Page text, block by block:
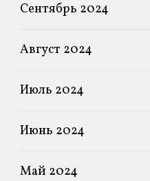
Сентябрь 2024
Август 2024
Июль 2024
Июнь 2024
Май 2024